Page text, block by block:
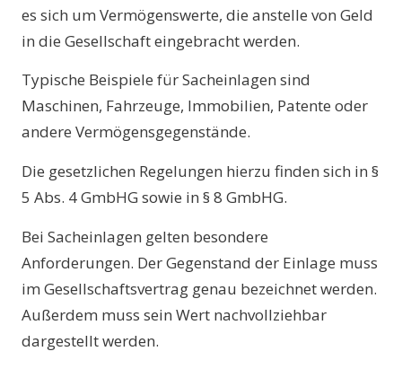
es sich um Vermögenswerte, die anstelle von Geld
in die Gesellschaft eingebracht werden.
Typische Beispiele für Sacheinlagen sind
Maschinen, Fahrzeuge, Immobilien, Patente oder
andere Vermögensgegenstände.
Die gesetzlichen Regelungen hierzu finden sich in §
5 Abs. 4 GmbHG sowie in § 8 GmbHG.
Bei Sacheinlagen gelten besondere
Anforderungen. Der Gegenstand der Einlage muss
im Gesellschaftsvertrag genau bezeichnet werden.
Außerdem muss sein Wert nachvollziehbar
dargestellt werden.